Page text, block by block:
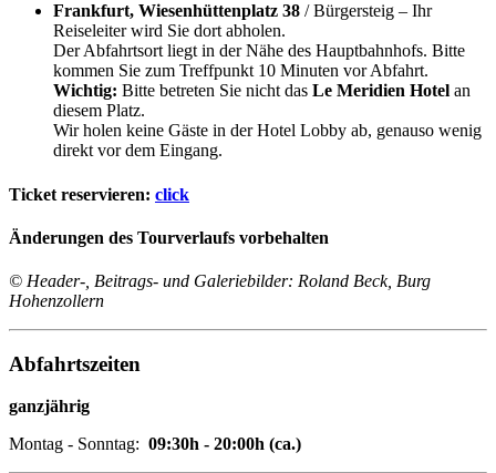
Frankfurt, Wiesenhüttenplatz 38 / Bürgersteig – Ihr
Reiseleiter wird Sie dort abholen.
Der Abfahrtsort liegt in der Nähe des Hauptbahnhofs. Bitte
kommen Sie zum Treffpunkt 10 Minuten vor Abfahrt.
Wichtig: Bitte betreten Sie nicht das Le Meridien Hotel an
diesem Platz.
Wir holen keine Gäste in der Hotel Lobby ab, genauso wenig
direkt vor dem Eingang.
Ticket reservieren: click
Änderungen des Tourverlaufs vorbehalten
© Header-, Beitrags- und Galeriebilder: Roland Beck, Burg
Hohenzollern
Abfahrtszeiten
ganzjährig
Montag - Sonntag: 09:30h - 20:00h (ca.)